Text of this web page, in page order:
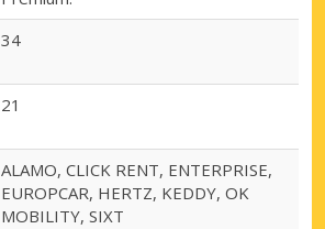
34
21
ALAMO, CLICK RENT, ENTERPRISE,
EUROPCAR, HERTZ, KEDDY, OK
MOBILITY, SIXT